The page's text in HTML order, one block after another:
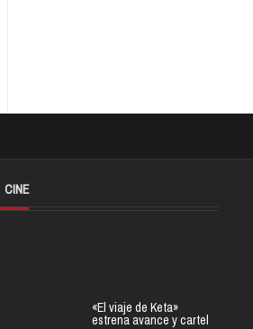
CINE
«El viaje de Keta»
estrena avance y cartel